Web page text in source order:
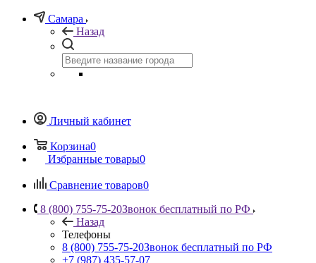
Самара
Назад
Личный кабинет
Корзина0
Избранные товары0
Сравнение товаров0
8 (800) 755-75-20Звонок бесплатный по РФ
Назад
Телефоны
8 (800) 755-75-20Звонок бесплатный по РФ
+7 (987) 435-57-07